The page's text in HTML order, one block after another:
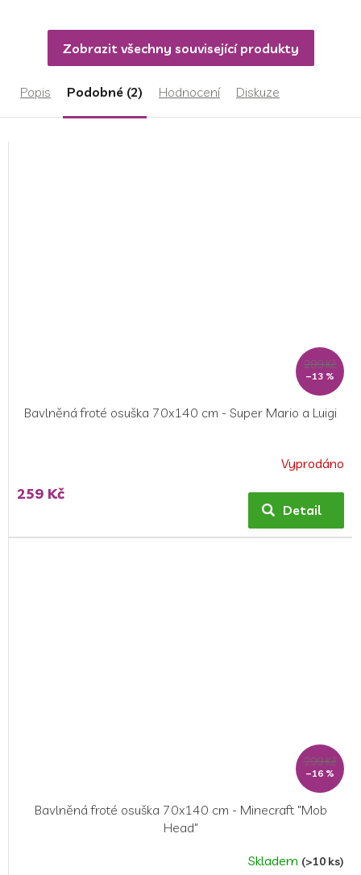
Zobrazit všechny související produkty
Popis Podobné (2) Hodnocení Diskuze
299 Kč
–13 %
Bavlněná froté osuška 70x140 cm - Super Mario a Luigi
Vyprodáno
259 Kč
Detail
299 Kč
–16 %
Bavlněná froté osuška 70x140 cm - Minecraft "Mob
Head"
Skladem (>10 ks)